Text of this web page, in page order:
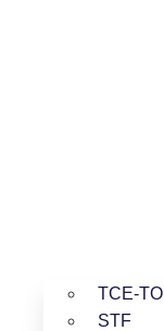
TCE-TO
STF